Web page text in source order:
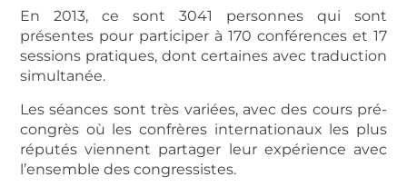
En 2013, ce sont 3041 personnes qui sont
présentes pour participer à 170 conférences et 17
sessions pratiques, dont certaines avec traduction
simultanée.
Les séances sont très variées, avec des cours pré-
congrès où les confrères internationaux les plus
réputés viennent partager leur expérience avec
l’ensemble des congressistes.